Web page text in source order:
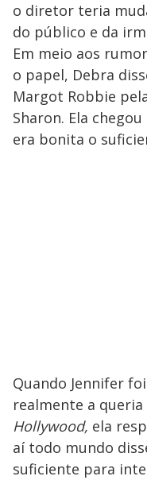
o diretor teria
do público e da
Em meio aos
o papel, Debra
Margot Robbie
Sharon. Ela
era bonita o
Quando Jennifer
realmente a queria
Hollywood, ela
aí todo mundo
suficiente para